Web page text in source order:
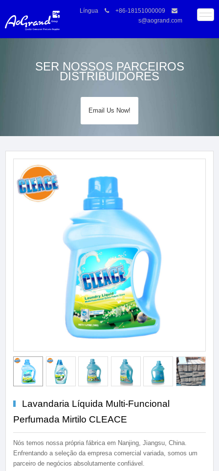
Língua
+86-18151000009
s@aogrand.com
SER NOSSOS PARCEIROS
DISTRIBUIDORES
Email Us Now!
Lavandaria Líquida Multi-Funcional
Perfumada Mirtilo CLEACE
Nós temos nossa própria fábrica em Nanjing, Jiangsu, China.
Enfrentando a seleção da empresa comercial variada, somos um
parceiro de negócios absolutamente confiável.